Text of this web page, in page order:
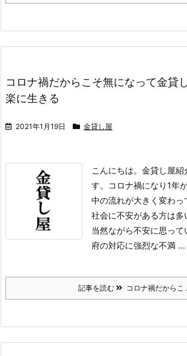
コロナ禍だからこそ無になって金貸
楽に生きる
2021年1月19日 金貸し屋
こんにちは。金貸し屋
す。
コロナ禍になり1年
中の流れが大きく変わっ
社会に不安がある方は
当然ながら不安に思っ
府の対応に強烈な不満 ...
記事を読む コロナ禍だからこ